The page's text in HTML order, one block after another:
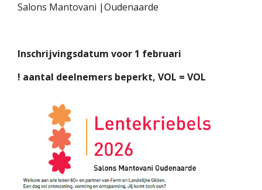
Salons Mantovani |Oudenaarde
Inschrijvingsdatum voor 1 februari
! aantal deelnemers beperkt, VOL = VOL